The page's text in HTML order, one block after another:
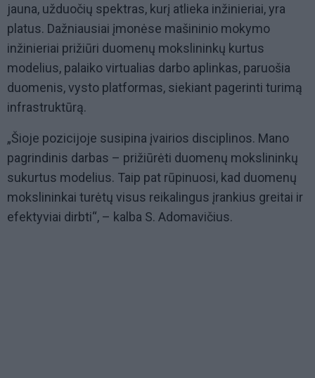
jauna, užduočių spektras, kurį atlieka inžinieriai, yra
platus. Dažniausiai įmonėse mašininio mokymo
inžinieriai prižiūri duomenų mokslininkų kurtus
modelius, palaiko virtualias darbo aplinkas, paruošia
duomenis, vysto platformas, siekiant pagerinti turimą
infrastruktūrą.
„Šioje pozicijoje susipina įvairios disciplinos. Mano
pagrindinis darbas – prižiūrėti duomenų mokslininkų
sukurtus modelius. Taip pat rūpinuosi, kad duomenų
mokslininkai turėtų visus reikalingus įrankius greitai ir
efektyviai dirbti“, – kalba S. Adomavičius.